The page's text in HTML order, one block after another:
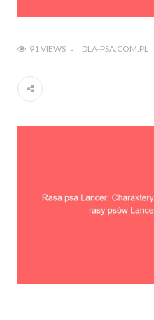
91 VIEWS DLA-PSA.COM.PL